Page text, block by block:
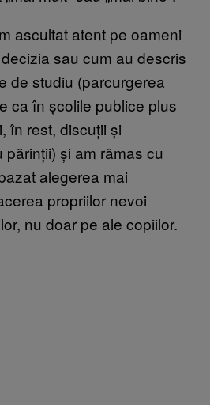
ascultat atent pe oameni
sau cum au descris
de studiu (parcurgerea
ca în școlile publice plus
în rest, discuții și
și am rămas cu
alegerea mai
propriilor nevoi
nu doar pe ale copiilor.